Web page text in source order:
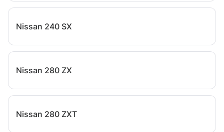
Nissan 240 SX
Nissan 280 ZX
Nissan 280 ZXT